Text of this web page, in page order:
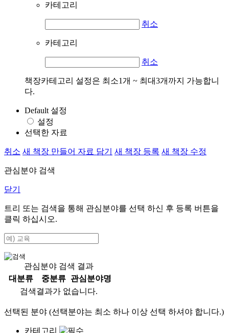
카테고리
취소
카테고리
취소
책장카테고리 설정은 최소1개 ~ 최대3개까지 가능합니
다.
Default 설정
설정
선택한 자료
취소 새 책장 만들어 자료 담기 새 책장 등록 새 책장 수정
관심분야 검색
닫기
트리 또는 검색을 통해 관심분야를 선택 하신 후 등록 버튼을
클릭 하십시오.
관심분야 검색 결과
대분류
중분류
관심분야명
검색결과가 없습니다.
선택된 분야 (선택분야는 최소 하나 이상 선택 하셔야 합니다.)
카테고리